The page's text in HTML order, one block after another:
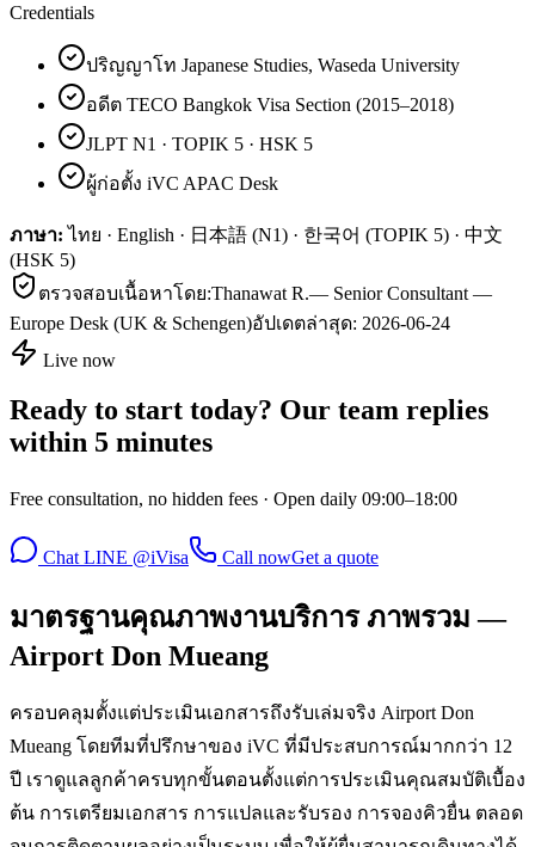
Credentials
ปริญญาโท Japanese Studies, Waseda University
อดีต TECO Bangkok Visa Section (2015–2018)
JLPT N1 · TOPIK 5 · HSK 5
ผู้ก่อตั้ง iVC APAC Desk
ภาษา: ไทย · English · 日本語 (N1) · 한국어 (TOPIK 5) · 中文
(HSK 5)
ตรวจสอบเนื้อหาโดย:Thanawat R.— Senior Consultant —
Europe Desk (UK & Schengen)อัปเดตล่าสุด: 2026-06-24
Live now
Ready to start today? Our team replies
within 5 minutes
Free consultation, no hidden fees · Open daily 09:00–18:00
Chat LINE @iVisa Call nowGet a quote
มาตรฐานคุณภาพงานบริการ ภาพรวม —
Airport Don Mueang
ครอบคลุมตั้งแต่ประเมินเอกสารถึงรับเล่มจริง Airport Don
Mueang โดยทีมที่ปรึกษาของ iVC ที่มีประสบการณ์มากกว่า 12
ปี เราดูแลลูกค้าครบทุกขั้นตอนตั้งแต่การประเมินคุณสมบัติเบื้อง
ต้น การเตรียมเอกสาร การแปลและรับรอง การจองคิวยื่น ตลอด